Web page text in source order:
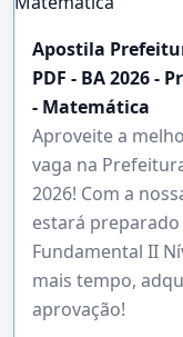
Apostila
PDF - BA 2026 -
- Matemática
Aproveite a
vaga na
2026! Com a
estará
Fundamental II
mais tempo,
aprovação!